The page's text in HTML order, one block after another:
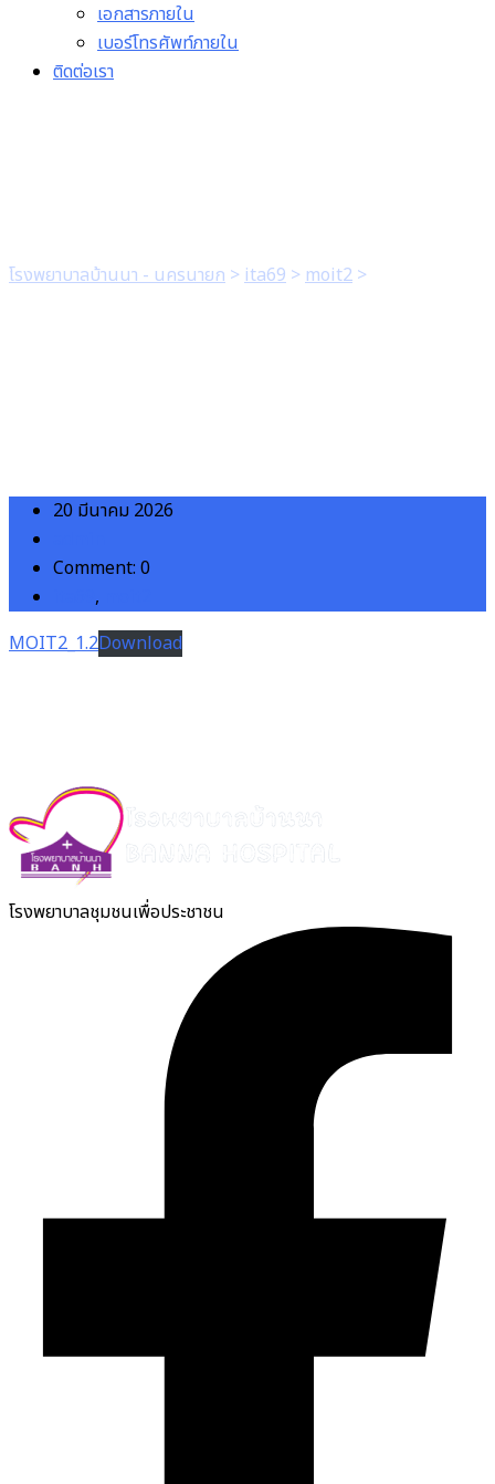
เอกสารภายใน
เบอร์โทรศัพท์ภายใน
ติดต่อเรา
โรงพยาบาลบ้านนา - นครนายก > ita69 > moit2 >
20 มีนาคม 2026
Comment: 0
,
MOIT2_1.2Download
โรงพยาบาลชุมชนเพื่อประชาชน